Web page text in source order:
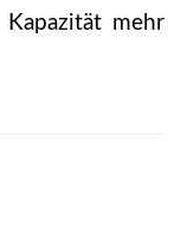
Kapazität mehr